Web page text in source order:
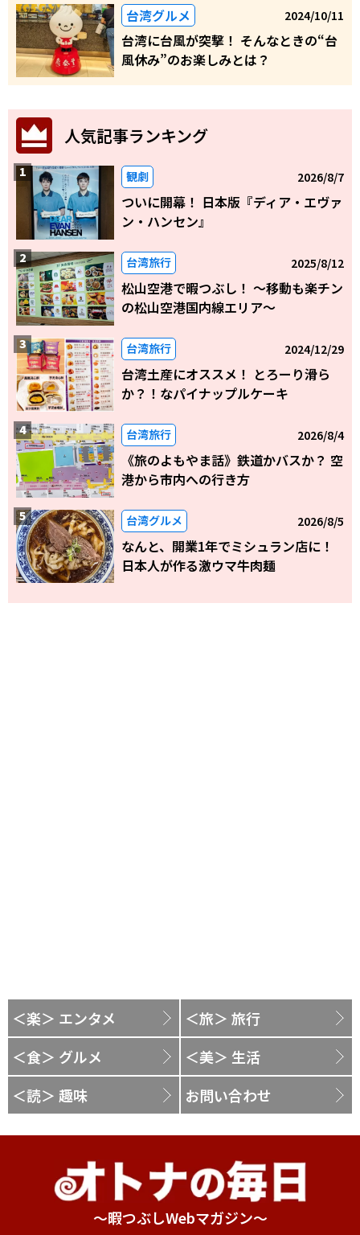
台湾グルメ 2024/10/11
台湾に台風が突撃！ そんなときの“台
風休み”のお楽しみとは？
人気記事ランキング
観劇 2026/8/7
ついに開幕！ 日本版『ディア・エヴァ
ン・ハンセン』
台湾旅行 2025/8/12
松山空港で暇つぶし！ 〜移動も楽チン
の松山空港国内線エリア～
台湾旅行 2024/12/29
台湾土産にオススメ！ とろーり滑ら
か？！なパイナップルケーキ
台湾旅行 2026/8/4
《旅のよもやま話》鉄道かバスか？ 空
港から市内への行き方
台湾グルメ 2026/8/5
なんと、開業1年でミシュラン店に！
日本人が作る激ウマ牛肉麺
＜楽＞ エンタメ
＜旅＞ 旅行
＜食＞ グルメ
＜美＞ 生活
＜読＞ 趣味
お問い合わせ
～暇つぶしWebマガジン～